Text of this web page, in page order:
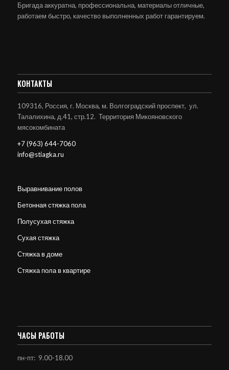
Бригада аккуратна, профессиональна, материалы отличные,
работаем быстро, качество выполненных работ гарантируем.
КОНТАКТЫ
109316, Россия, г. Москва, м. Волгоградский проспект, ул.
Талалихина, д.41, стр.12. Территория Микояновского
мясокомбината
+7 (963) 644-7060
info@stiagka.ru
Выравнивание полов
Бетонная стяжка пола
Полусухая стяжка
Сухая стяжка
Стяжка в доме
Стяжка пола в квартире
ЧАСЫ РАБОТЫ
пн-пт: 9.00-18.00